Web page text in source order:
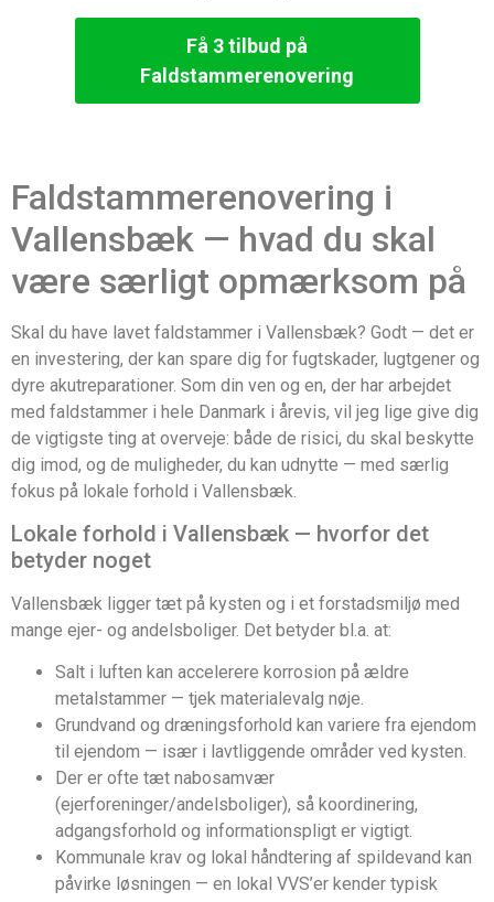
Få 3 tilbud på
Faldstammerenovering
Faldstammerenovering i
Vallensbæk — hvad du skal
være særligt opmærksom på
Skal du have lavet faldstammer i Vallensbæk? Godt — det er
en investering, der kan spare dig for fugtskader, lugtgener og
dyre akutreparationer. Som din ven og en, der har arbejdet
med faldstammer i hele Danmark i årevis, vil jeg lige give dig
de vigtigste ting at overveje: både de risici, du skal beskytte
dig imod, og de muligheder, du kan udnytte — med særlig
fokus på lokale forhold i Vallensbæk.
Lokale forhold i Vallensbæk — hvorfor det
betyder noget
Vallensbæk ligger tæt på kysten og i et forstadsmiljø med
mange ejer- og andelsboliger. Det betyder bl.a. at:
Salt i luften kan accelerere korrosion på ældre
metalstammer — tjek materialevalg nøje.
Grundvand og dræningsforhold kan variere fra ejendom
til ejendom — især i lavtliggende områder ved kysten.
Der er ofte tæt nabosamvær
(ejerforeninger/andelsboliger), så koordinering,
adgangsforhold og informationspligt er vigtigt.
Kommunale krav og lokal håndtering af spildevand kan
påvirke løsningen — en lokal VVS’er kender typisk